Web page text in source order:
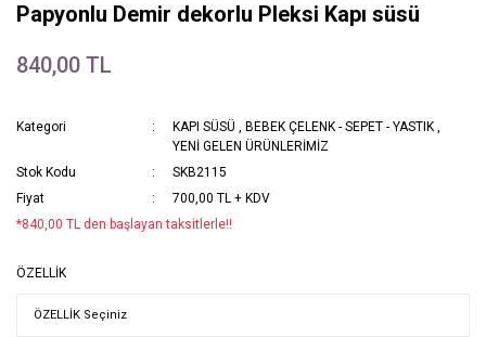
Papyonlu Demir dekorlu Pleksi Kapı süsü
840,00 TL
Kategori KAPI SÜSÜ , BEBEK ÇELENK - SEPET - YASTIK ,
YENİ GELEN ÜRÜNLERİMİZ
Stok Kodu
SKB2115
Fiyat
700,00 TL + KDV
*840,00 TL den başlayan taksitlerle!!
ÖZELLİK